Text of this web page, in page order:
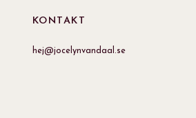
KONTAKT
hej@jocelynvandaal.se